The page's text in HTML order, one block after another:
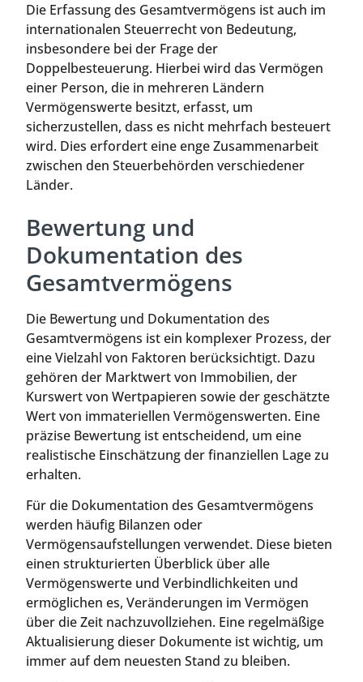
Die Erfassung des Gesamtvermögens ist auch im
internationalen Steuerrecht von Bedeutung,
insbesondere bei der Frage der
Doppelbesteuerung. Hierbei wird das Vermögen
einer Person, die in mehreren Ländern
Vermögenswerte besitzt, erfasst, um
sicherzustellen, dass es nicht mehrfach besteuert
wird. Dies erfordert eine enge Zusammenarbeit
zwischen den Steuerbehörden verschiedener
Länder.
Bewertung und
Dokumentation des
Gesamtvermögens
Die Bewertung und Dokumentation des
Gesamtvermögens ist ein komplexer Prozess, der
eine Vielzahl von Faktoren berücksichtigt. Dazu
gehören der Marktwert von Immobilien, der
Kurswert von Wertpapieren sowie der geschätzte
Wert von immateriellen Vermögenswerten. Eine
präzise Bewertung ist entscheidend, um eine
realistische Einschätzung der finanziellen Lage zu
erhalten.
Für die Dokumentation des Gesamtvermögens
werden häufig Bilanzen oder
Vermögensaufstellungen verwendet. Diese bieten
einen strukturierten Überblick über alle
Vermögenswerte und Verbindlichkeiten und
ermöglichen es, Veränderungen im Vermögen
über die Zeit nachzuvollziehen. Eine regelmäßige
Aktualisierung dieser Dokumente ist wichtig, um
immer auf dem neuesten Stand zu bleiben.